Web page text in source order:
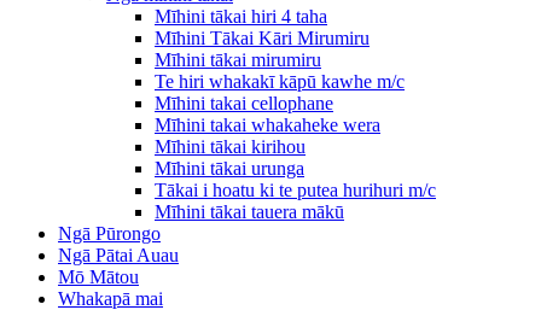
Mīhini tākai hiri 4 taha
Mīhini Tākai Kāri Mirumiru
Mīhini tākai mirumiru
Te hiri whakakī kāpū kawhe m/c
Mīhini takai cellophane
Mīhini takai whakaheke wera
Mīhini tākai kirihou
Mīhini tākai urunga
Tākai i hoatu ki te putea hurihuri m/c
Mīhini tākai tauera mākū
Ngā Pūrongo
Ngā Pātai Auau
Mō Mātou
Whakapā mai